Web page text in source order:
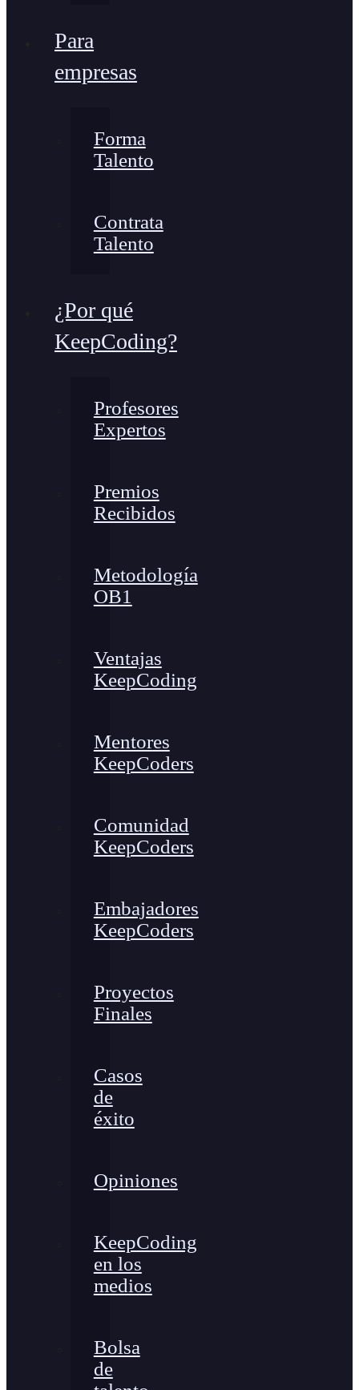
Para
empresas
Forma
Talento
Contrata
Talento
¿Por qué
KeepCoding?
Profesores
Expertos
Premios
Recibidos
Metodología
OB1
Ventajas
KeepCoding
Mentores
KeepCoders
Comunidad
KeepCoders
Embajadores
KeepCoders
Proyectos
Finales
Casos
de
éxito
Opiniones
KeepCoding
en los
medios
Bolsa
de